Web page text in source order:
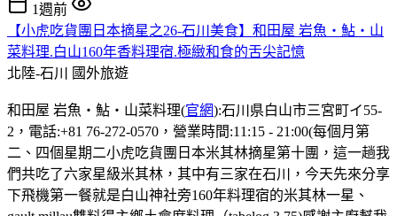
1週前
【小虎吃貨團日本摘星之26-石川美食】和田屋 岩魚・鮎・山
菜料理.白山160年香料理宿.極緻和食的舌尖記憶
北陸-石川
國外旅遊
和田屋 岩魚・鮎・山菜料理(官網):石川県白山市三宮町イ55-
2，電話:+81 76-272-0570，營業時間:11:15 - 21:00(每個月第
二、四個星期二小虎吃貨團日本米其林摘星第十團，這一趟我
們共吃了六家星級米其林，其中有三家在石川，今天先來分享
下飛機第一餐就是白山神社旁160年料理宿的米其林一星、